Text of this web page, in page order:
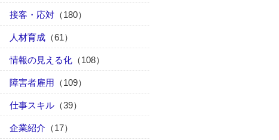
接客・応対 （180）
人材育成 （61）
情報の見える化 （108）
障害者雇用 （109）
仕事スキル （39）
企業紹介 （17）